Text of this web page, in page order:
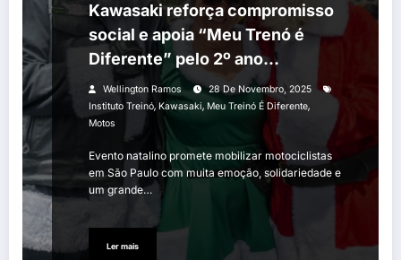
Kawasaki reforça compromisso
social e apoia “Meu Trenó é
Diferente” pelo 2º ano
consecutivo
Wellington Ramos
28 De Novembro, 2025
Instituto Treinó, Kawasaki, Meu Treinó É Diferente,
Motos
Evento natalino promete mobilizar motociclistas
em São Paulo com muita emoção, solidariedade e
um grande…
Ler mais